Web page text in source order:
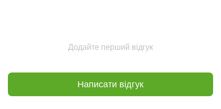
Додайте перший відгук
Написати відгук